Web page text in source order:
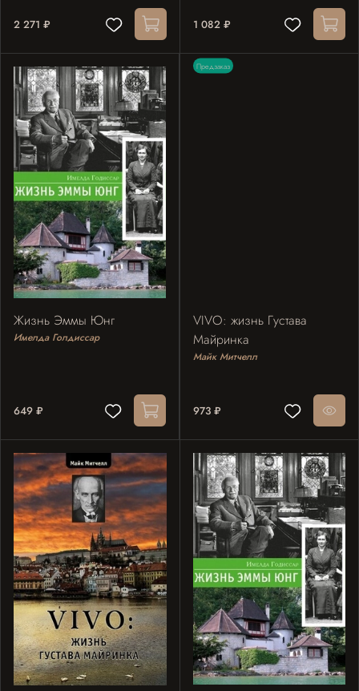
2 271 ₽ 1 082 ₽
Жизнь Эммы Юнг
Имелда Голдиссар
649 ₽
Предзаказ
VIVO: жизнь Густава
Майринка
Майк Митчелл
973 ₽